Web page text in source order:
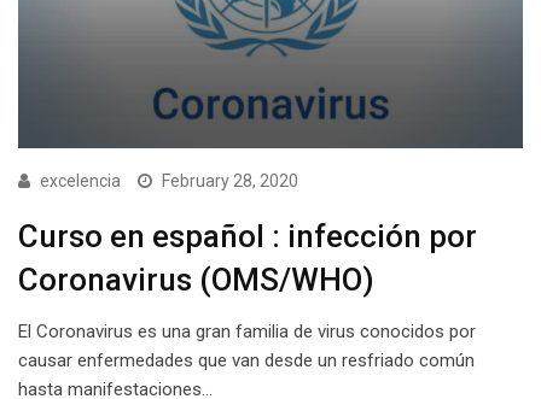
excelencia February 28, 2020
Curso en español : infección por
Coronavirus (OMS/WHO)
El Coronavirus es una gran familia de virus conocidos por
causar enfermedades que van desde un resfriado común
hasta manifestaciones…